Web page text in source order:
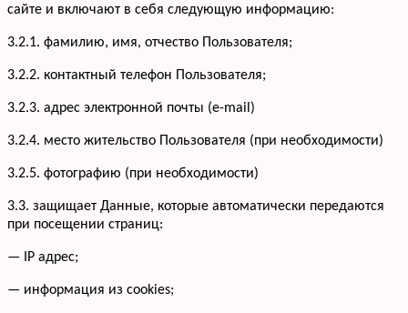
сайте и включают в себя следующую информацию:
3.2.1. фамилию, имя, отчество Пользователя;
3.2.2. контактный телефон Пользователя;
3.2.3. адрес электронной почты (e-mail)
3.2.4. место жительство Пользователя (при необходимости)
3.2.5. фотографию (при необходимости)
3.3. защищает Данные, которые автоматически передаются
при посещении страниц:
— IP адрес;
— информация из cookies;